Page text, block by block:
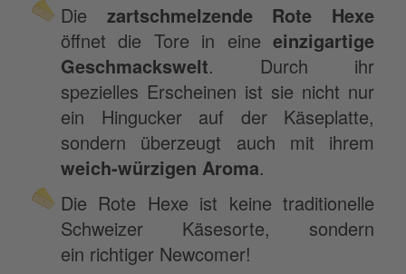
Die zartschmelzende Rote Hexe
öffnet die Tore in eine einzigartige
Geschmackswelt. Durch ihr
spezielles Erscheinen ist sie nicht nur
ein Hingucker auf der Käseplatte,
sondern überzeugt auch mit ihrem
weich-würzigen Aroma.
Die Rote Hexe ist keine traditionelle
Schweizer Käsesorte, sondern
ein richtiger Newcomer!